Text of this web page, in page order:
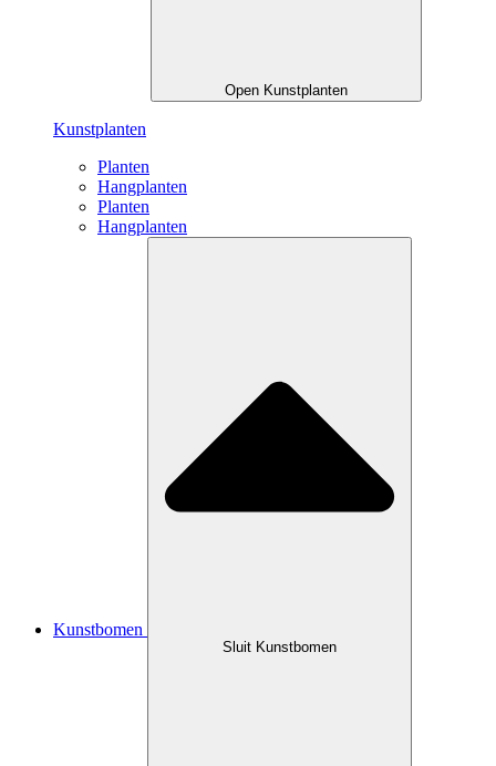
Open Kunstplanten
Kunstplanten
Planten
Hangplanten
Planten
Hangplanten
Kunstbomen
Sluit Kunstbomen